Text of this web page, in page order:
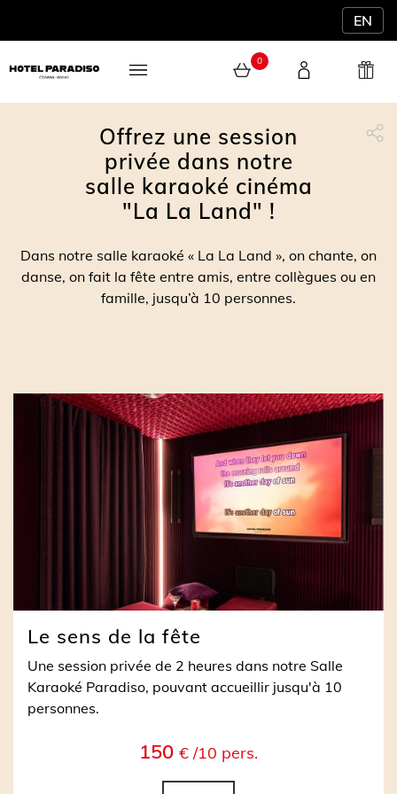
EN
0
0 article au panier
Offrez une session
privée dans notre
salle karaoké cinéma
"La La Land" !
Dans notre salle karaoké « La La Land », on chante, on
danse, on fait la fête entre amis, entre collègues ou en
famille, jusqu’à 10 personnes.
Le sens de la fête
Une session privée de 2 heures dans notre Salle
Karaoké Paradiso, pouvant accueillir jusqu'à 10
personnes.
150 € /10 pers.